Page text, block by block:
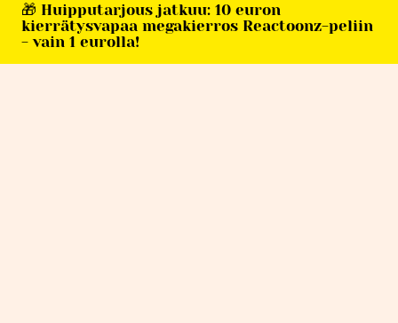
🎁 Huipputarjous jatkuu: 10 euron
kierrätysvapaa megakierros Reactoonz-peliin
- vain 1 eurolla!